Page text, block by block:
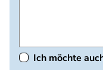
Ich möchte